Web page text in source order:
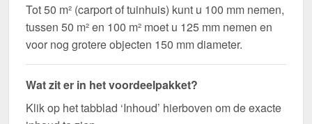
Tot 50 m² (carport of tuinhuis) kunt u 100 mm nemen,
tussen 50 m² en 100 m² moet u 125 mm nemen en
voor nog grotere objecten 150 mm diameter.
Wat zit er in het voordeelpakket?
Klik op het tabblad ‘Inhoud’ hierboven om de exacte